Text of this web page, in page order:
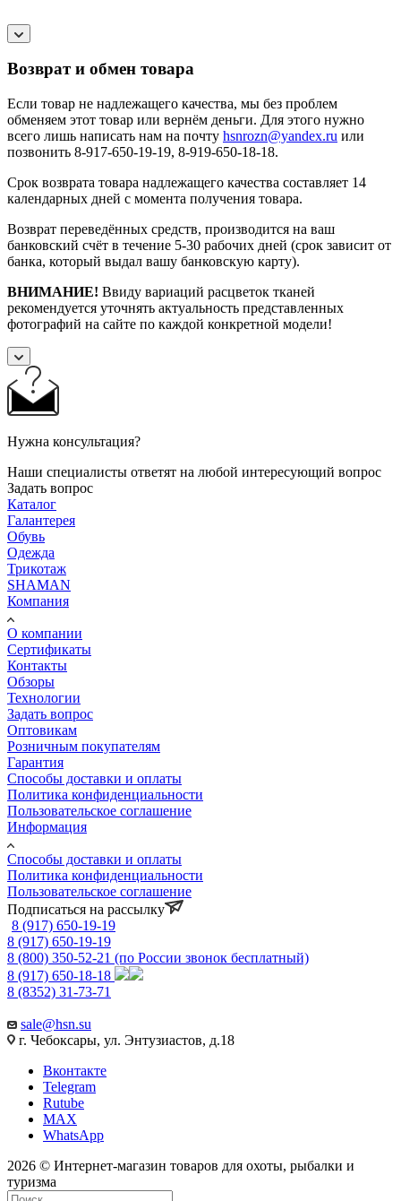
Возврат и обмен товара
Если товар не надлежащего качества, мы без проблем
обменяем этот товар или вернём деньги. Для этого нужно
всего лишь написать нам на почту hsnrozn@yandex.ru или
позвонить 8-917-650-19-19, 8-919-650-18-18.
Срок возврата товара надлежащего качества составляет 14
календарных дней с момента получения товара.
Возврат переведённых средств, производится на ваш
банковский счёт в течение 5-30 рабочих дней (срок зависит от
банка, который выдал вашу банковскую карту).
ВНИМАНИЕ! Ввиду вариаций расцветок тканей
рекомендуется уточнять актуальность представленных
фотографий на сайте по каждой конкретной модели!
Нужна консультация?
Наши специалисты ответят на любой интересующий вопрос
Задать вопрос
Каталог
Галантерея
Обувь
Одежда
Трикотаж
SHAMAN
Компания
О компании
Сертификаты
Контакты
Обзоры
Технологии
Задать вопрос
Оптовикам
Розничным покупателям
Гарантия
Способы доставки и оплаты
Политика конфиденциальности
Пользовательское соглашение
Информация
Способы доставки и оплаты
Политика конфиденциальности
Пользовательское соглашение
Подписаться на рассылку
8 (917) 650-19-19
8 (917) 650-19-19
8 (800) 350-52-21 (по России звонок бесплатный)
8 (917) 650-18-18
8 (8352) 31-73-71
sale@hsn.su
г. Чебоксары, ул. Энтузиастов, д.18
Вконтакте
Telegram
Rutube
MAX
WhatsApp
2026 © Интернет-магазин товаров для охоты, рыбалки и
туризма